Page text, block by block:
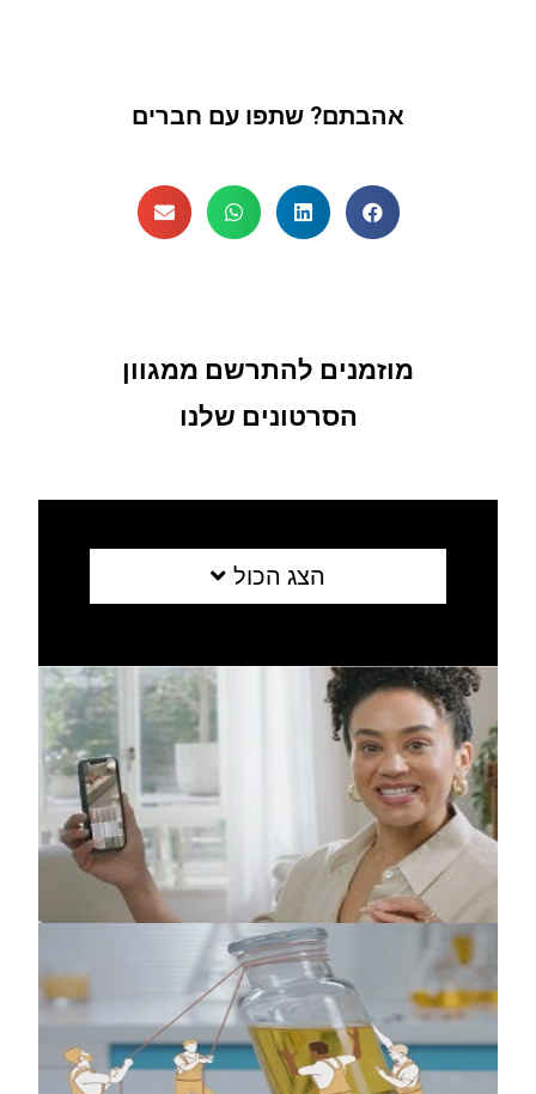
אהבתם? שתפו עם חברים
מוזמנים להתרשם ממגוון
הסרטונים שלנו
הצג הכול